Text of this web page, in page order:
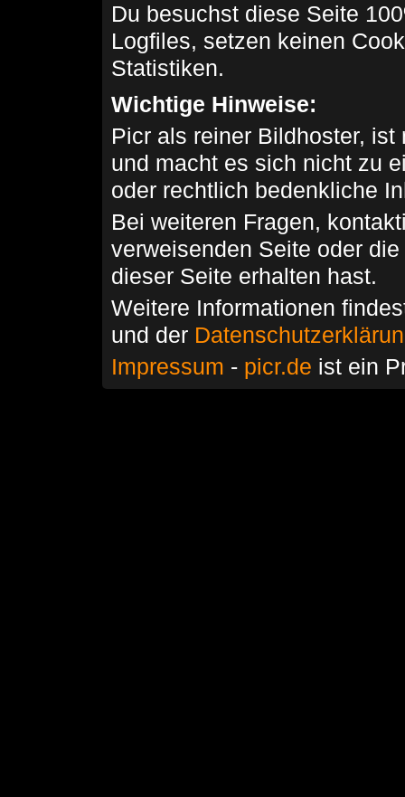
Du besuchst diese Seite
Logfiles, setzen keinen
Statistiken.
Wichtige Hinweise:
Picr als reiner Bildhoster,
und macht es sich nicht zu
oder rechtlich bedenkliche
Bei weiteren Fragen,
verweisenden Seite oder
dieser Seite erhalten hast.
Weitere Informationen
und der
Impressum - picr.de ist ein